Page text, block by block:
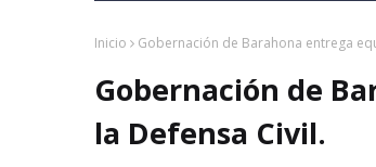
Inicio Gobernación de Barahona entrega
Gobernación de
la Defensa Civil.